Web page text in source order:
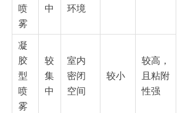
喷
雾
中
环境
凝
胶
型
喷
雾
较
集
中
室内
密闭
空间
较小
较高，
且粘附
性强